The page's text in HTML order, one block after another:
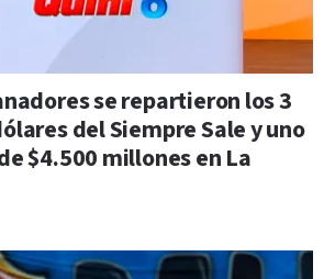
se repartieron los 3
del Siempre Sale y uno
$4.500 millones en La